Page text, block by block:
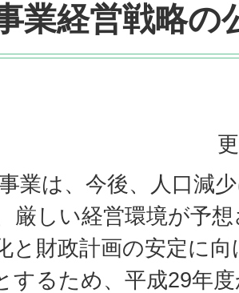
業経営戦略の
業は、今後、人口減
厳しい経営環境が予
と財政計画の安定に
するため、平成29年